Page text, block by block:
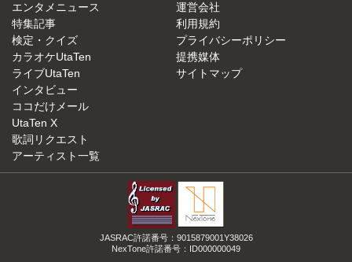
エンタメニュース
特集記事
検定・クイズ
カラオケUtaTen
ライブUtaTen
インタビュー
ココだけメール
UtaTen X
歌詞リクエスト
アーティスト一覧
運営会社
利用規約
プライバシーポリシー
提携媒体
サイトマップ
JASRAC許諾番号：9015879001Y38026
NexTone許諾番号：ID000000049